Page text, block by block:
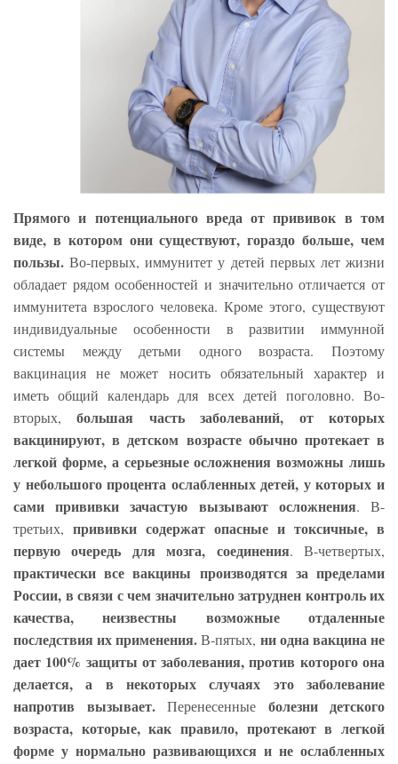
Прямого и потенциального вреда от прививок в том
виде, в котором они существуют, гораздо больше, чем
пользы. Во-первых, иммунитет у детей первых лет жизни
обладает рядом особенностей и значительно отличается от
иммунитета взрослого человека. Кроме этого, существуют
индивидуальные особенности в развитии иммунной
системы между детьми одного возраста. Поэтому
вакцинация не может носить обязательный характер и
иметь общий календарь для всех детей поголовно. Во-
вторых,большая часть заболеваний, от которых
вакцинируют, в детском возрасте обычно протекает в
легкой форме, а серьезные осложнения возможны лишь
у небольшого процента ослабленных детей, у которых и
сами прививки зачастую вызывают осложнения. В-
третьих, прививки содержат опасные и токсичные, в
первую очередь для мозга, соединения. В-четвертых,
практически все вакцины производятся за пределами
России, в связи с чем значительно затруднен контроль их
качества, неизвестны возможные отдаленные
последствия их применения.В-пятых, ни одна вакцина не
дает 100% защиты от заболевания, против которого она
делается, а в некоторых случаях это заболевание
напротив вызывает.Перенесенные болезни детского
возраста, которые, как правило, протекают в легкой
форме у нормально развивающихся и не ослабленных